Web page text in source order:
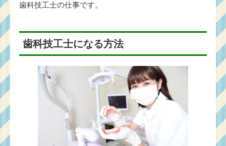
歯科技工士の仕事です。
歯科技工士になる方法